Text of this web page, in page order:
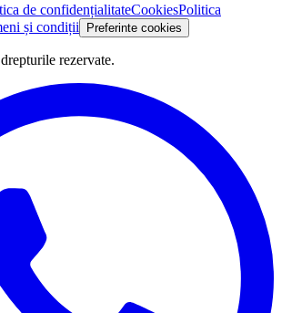
de confidențialitateCookiesPolitica
și condiții Preferinte cookies
rezervate.